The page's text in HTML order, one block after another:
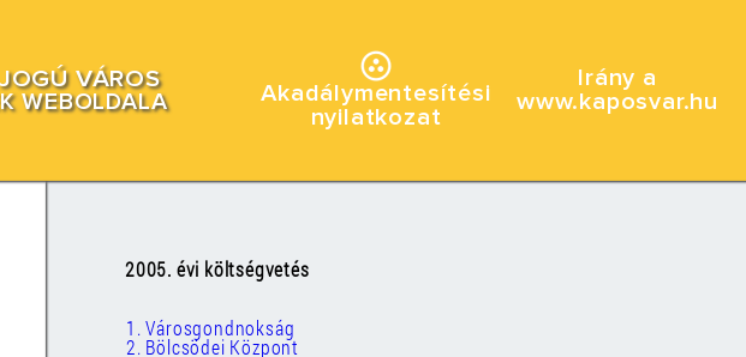
VÁROS
WEBOLDALA
Akadálymentesítési
nyilatkozat
Irány a
www.kaposvar.hu
2005. évi költségvetés
1. Városgondnokság
2. Bölcsödei Központ